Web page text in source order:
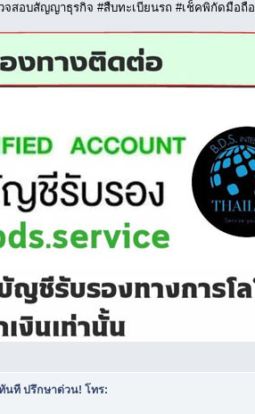
สอบสัญญาธุรกิจ #สืบทะเบียนรถ #เช็คพิกัดมือถือ
นที ปรึกษาด่วน! โทร: